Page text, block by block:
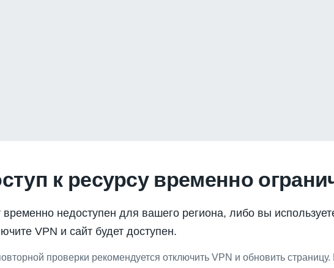
к ресурсу временно
временно недоступен для вашего региона, либо вы
VPN и сайт будет доступен.
проверки рекомендуется отключить VPN и обновить